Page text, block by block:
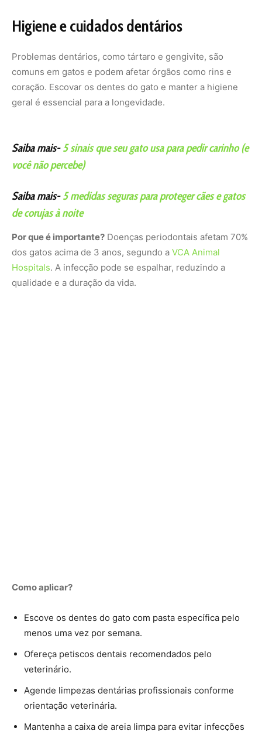
Higiene e cuidados dentários
Problemas dentários, como tártaro e gengivite, são
comuns em gatos e podem afetar órgãos como rins e
coração. Escovar os dentes do gato e manter a higiene
geral é essencial para a longevidade.
Saiba mais-5 sinais que seu gato usa para pedir carinho (e
você não percebe)
Saiba mais-5 medidas seguras para proteger cães e gatos
de corujas à noite
Por que é importante? Doenças periodontais afetam 70%
dos gatos acima de 3 anos, segundo a VCA Animal
Hospitals. A infecção pode se espalhar, reduzindo a
qualidade e a duração da vida.
Como aplicar?
Escove os dentes do gato com pasta específica pelo
menos uma vez por semana.
Ofereça petiscos dentais recomendados pelo
veterinário.
Agende limpezas dentárias profissionais conforme
orientação veterinária.
Mantenha a caixa de areia limpa para evitar infecções